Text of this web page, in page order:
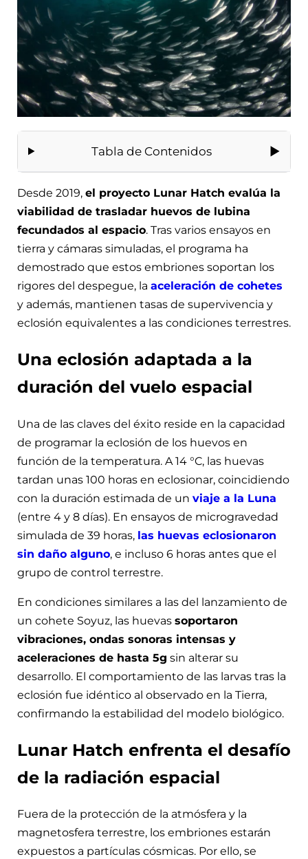
Tabla de Contenidos
Desde 2019, el proyecto Lunar Hatch evalúa la
viabilidad de trasladar huevos de lubina
fecundados al espacio. Tras varios ensayos en
tierra y cámaras simuladas, el programa ha
demostrado que estos embriones soportan los
rigores del despegue, la aceleración de cohetes
y además, mantienen tasas de supervivencia y
eclosión equivalentes a las condiciones terrestres.
Una eclosión adaptada a la
duración del vuelo espacial
Una de las claves del éxito reside en la capacidad
de programar la eclosión de los huevos en
función de la temperatura. A 14 °C, las huevas
tardan unas 100 horas en eclosionar, coincidiendo
con la duración estimada de un viaje a la Luna
(entre 4 y 8 días). En ensayos de microgravedad
simulada de 39 horas, las huevas eclosionaron
sin daño alguno, e incluso 6 horas antes que el
grupo de control terrestre.
En condiciones similares a las del lanzamiento de
un cohete Soyuz, las huevas soportaron
vibraciones, ondas sonoras intensas y
aceleraciones de hasta 5g sin alterar su
desarrollo. El comportamiento de las larvas tras la
eclosión fue idéntico al observado en la Tierra,
confirmando la estabilidad del modelo biológico.
Lunar Hatch enfrenta el desafío
de la radiación espacial
Fuera de la protección de la atmósfera y la
magnetosfera terrestre, los embriones estarán
expuestos a partículas cósmicas. Por ello, se